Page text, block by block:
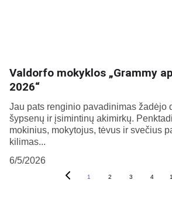
Valdorfo mokyklos „Grammy
2026“
Jau pats renginio pavadinimas žadėjo
šypsenų ir įsimintinų akimirkų.
mokinius, mokytojus, tėvus ir svečius
kilimas...
6/5/2026
1 2 3 4